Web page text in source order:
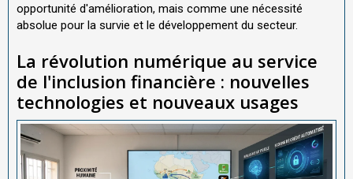
opportunité d'amélioration, mais comme une nécessité
absolue pour la survie et le développement du secteur.
La révolution numérique au service
de l'inclusion financière : nouvelles
technologies et nouveaux usages